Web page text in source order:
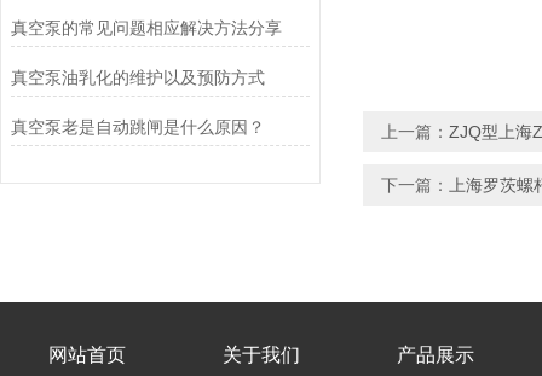
真空泵的常见问题相应解决方法分享
真空泵油乳化的维护以及预防方式
真空泵老是自动跳闸是什么原因？ 上一篇： ZJQ型上海
下一篇： 上海罗茨
网站首页 关于我们 产品展示